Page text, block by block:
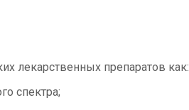
лекарственных препаратов как:
спектра;